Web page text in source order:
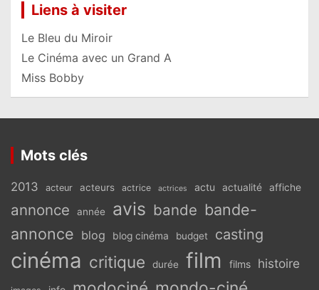
Liens à visiter
Le Bleu du Miroir
Le Cinéma avec un Grand A
Miss Bobby
Mots clés
2013 acteur acteurs actrice actrices actu actualité affiche
annonce année avis bande bande-
annonce blog blog cinéma budget casting
cinéma critique durée film films histoire